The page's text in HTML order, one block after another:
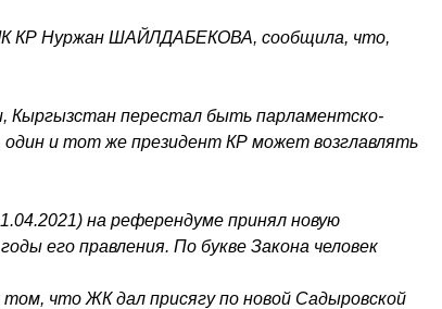
КР Нуржан ШАЙЛДАБЕКОВА, сообщила, что,
Кыргызстан перестал быть парламентско-
один и тот же президент КР может возглавлять
на референдуме принял новую
его правления. По букве Закона человек
что ЖК дал присягу по новой Садыровской